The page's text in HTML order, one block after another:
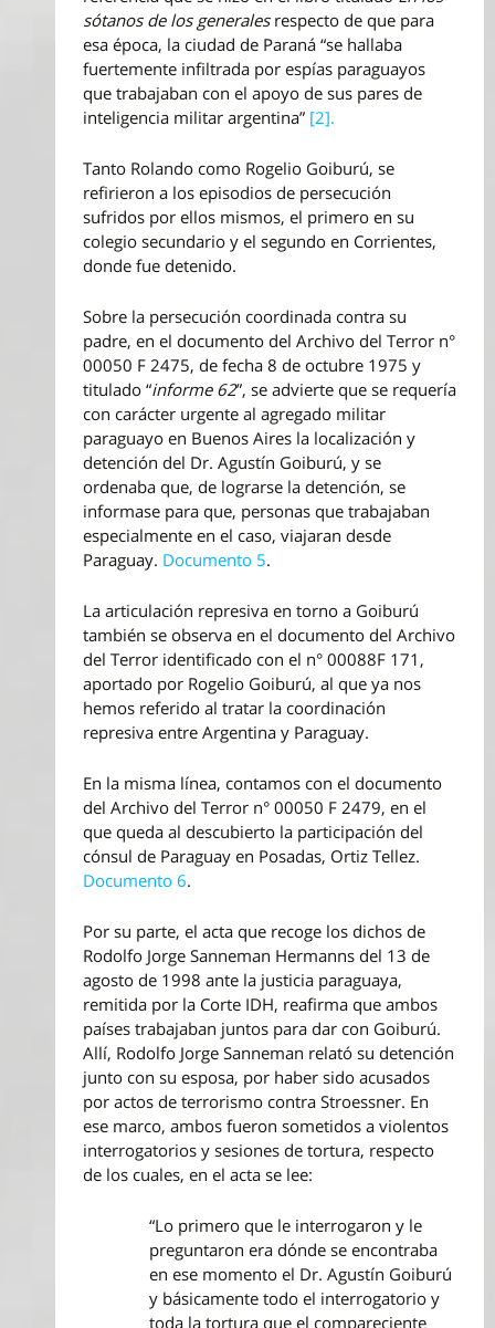
sótanos de los generales respecto de que para
esa época, la ciudad de Paraná “se hallaba
fuertemente infiltrada por espías paraguayos
que trabajaban con el apoyo de sus pares de
inteligencia militar argentina” [2].
Tanto Rolando como Rogelio Goiburú, se
refirieron a los episodios de persecución
sufridos por ellos mismos, el primero en su
colegio secundario y el segundo en Corrientes,
donde fue detenido.
Sobre la persecución coordinada contra su
padre, en el documento del Archivo del Terror n°
00050 F 2475, de fecha 8 de octubre 1975 y
titulado “informe 62”, se advierte que se requería
con carácter urgente al agregado militar
paraguayo en Buenos Aires la localización y
detención del Dr. Agustín Goiburú, y se
ordenaba que, de lograrse la detención, se
informase para que, personas que trabajaban
especialmente en el caso, viajaran desde
Paraguay. Documento 5.
La articulación represiva en torno a Goiburú
también se observa en el documento del Archivo
del Terror identificado con el n° 00088F 171,
aportado por Rogelio Goiburú, al que ya nos
hemos referido al tratar la coordinación
represiva entre Argentina y Paraguay.
En la misma línea, contamos con el documento
del Archivo del Terror n° 00050 F 2479, en el
que queda al descubierto la participación del
cónsul de Paraguay en Posadas, Ortiz Tellez.
Documento 6.
Por su parte, el acta que recoge los dichos de
Rodolfo Jorge Sanneman Hermanns del 13 de
agosto de 1998 ante la justicia paraguaya,
remitida por la Corte IDH, reafirma que ambos
países trabajaban juntos para dar con Goiburú.
Allí, Rodolfo Jorge Sanneman relató su detención
junto con su esposa, por haber sido acusados
por actos de terrorismo contra Stroessner. En
ese marco, ambos fueron sometidos a violentos
interrogatorios y sesiones de tortura, respecto
de los cuales, en el acta se lee:
“Lo primero que le interrogaron y le
preguntaron era dónde se encontraba
en ese momento el Dr. Agustín Goiburú
y básicamente todo el interrogatorio y
toda la tortura que el compareciente